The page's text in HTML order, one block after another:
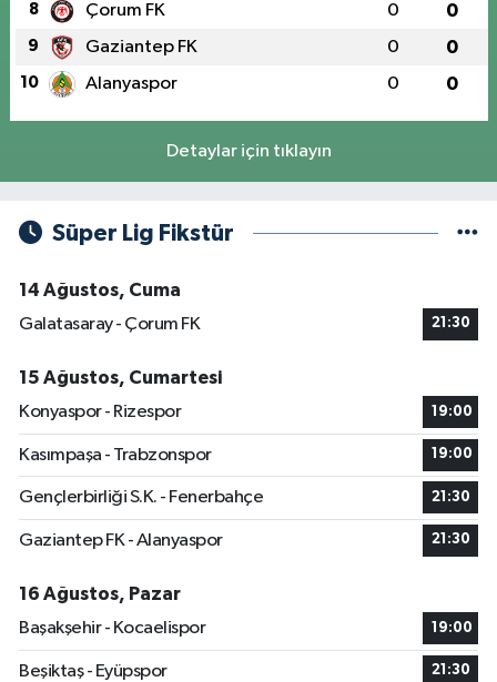
8 Çorum FK 0 0
9 Gaziantep FK 0 0
10 Alanyaspor 0 0
Detaylar için tıklayın
Süper Lig Fikstür
14 Ağustos, Cuma
Galatasaray - Çorum FK
21:30
15 Ağustos, Cumartesi
Konyaspor - Rizespor
19:00
Kasımpaşa - Trabzonspor 19:00
Gençlerbirliği S.K. - Fenerbahçe 21:30
Gaziantep FK - Alanyaspor 21:30
16 Ağustos, Pazar
Başakşehir - Kocaelispor
19:00
Beşiktaş - Eyüpspor 21:30